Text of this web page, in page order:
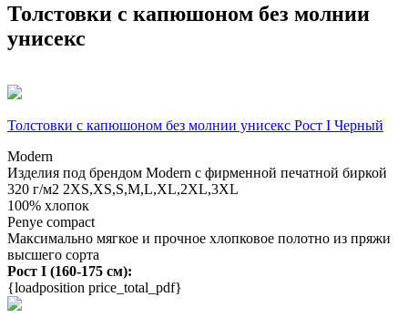
Толстовки с капюшоном без молнии
унисекс
Толстовки с капюшоном без молнии унисекс Рост I Черный
Modern
Изделия под брендом Modern с фирменной печатной биркой
320 г/м2 2XS,XS,S,M,L,XL,2XL,3XL
100% хлопок
Penye compact
Максимально мягкое и прочное хлопковое полотно из пряжи
высшего сорта
Рост I (160-175 см):
{loadposition price_total_pdf}